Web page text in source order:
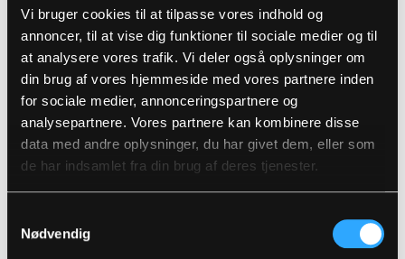
Vi bruger cookies til at tilpasse vores indhold og
annoncer, til at vise dig funktioner til sociale medier og til
at analysere vores trafik. Vi deler også oplysninger om
din brug af vores hjemmeside med vores partnere inden
for sociale medier, annonceringspartnere og
analysepartnere. Vores partnere kan kombinere disse
data med andre oplysninger, du har givet dem, eller som
de har indsamlet fra din brug af deres tjenester.
Nødvendig
Lynlås-cover ved halsen
Elastiske ærmer
To sidelommer med lynlås
Refleksdetaljer
Varenummer: F1236-08
DB-nummer: 2406058
EAN: 5708217962009
Vaskeanvisninger
Plejeinstruktioner:
Anvend ikke skyllemiddel
Vaskes sammen med tilsvarende farver
Lynlåsen lynet
DOWNLOAD PRODUKTBLAD